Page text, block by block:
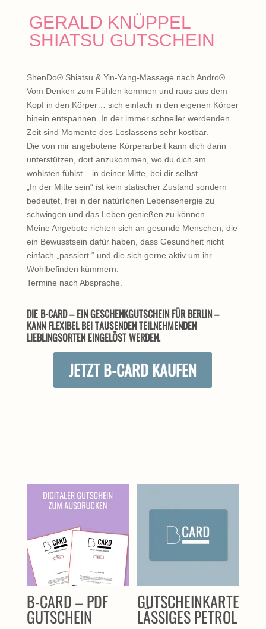
GERALD KNÜPPEL
SHIATSU GUTSCHEIN
ShenDo® Shiatsu & Yin-Yang-Massage nach Andro®
Vom Denken zum Fühlen kommen und raus aus dem
Kopf in den Körper… sich einfach in den eigenen Körper
hinein entspannen. In der immer schneller werdenden
Zeit sind Momente des Loslassens sehr kostbar.
Die von mir angebotene Körperarbeit kann dich darin
unterstützen, dort anzukommen, wo du dich am
wohlsten fühlst – in deiner Mitte, bei dir selbst.
„In der Mitte sein“ ist kein statischer Zustand sondern
bedeutet, frei in der natürlichen Lebensenergie zu
schwingen und das Leben genießen zu können.
Meine Angebote richten sich an gesunde Menschen, die
ein Bewusstsein dafür haben, dass Gesundheit nicht
einfach „passiert “ und die sich gerne aktiv um ihr
Wohlbefinden kümmern.
Termine nach Absprache.
DIE B-CARD – EIN GESCHENKGUTSCHEIN FÜR BERLIN –
KANN FLEXIBEL BEI TAUSENDEN TEILNEHMENDEN
LIEBLINGSORTEN EINGELÖST WERDEN.
JETZT B-CARD KAUFEN
B-CARD – PDF
GUTSCHEIN
GUTSCHEINKARTE
LÄSSIGES PETROL